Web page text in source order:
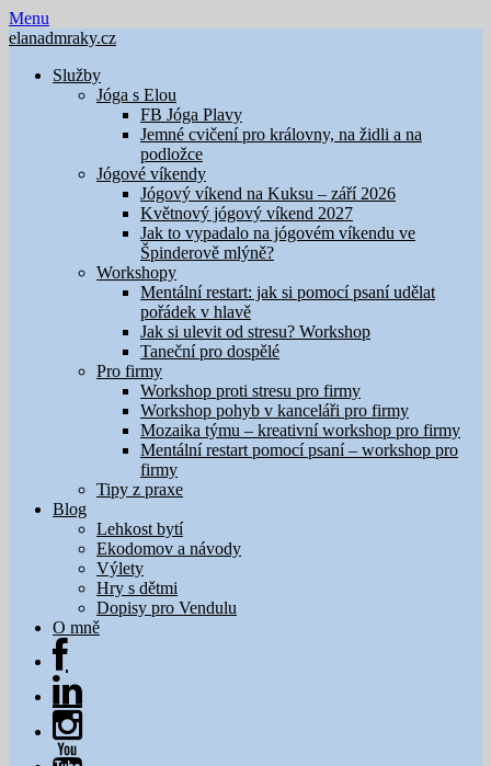
Skip
to
Menu
elanadmraky.cz
Služby
Jóga s Elou
FB Jóga Plavy
Jemné cvičení pro královny, na židli a na
podložce
Jógové víkendy
Jógový víkend na Kuksu – září 2026
Květnový jógový víkend 2027
Jak to vypadalo na jógovém víkendu ve
Špinderově mlýně?
Workshopy
Mentální restart: jak si pomocí psaní udělat
pořádek v hlavě
Jak si ulevit od stresu? Workshop
Taneční pro dospělé
Pro firmy
Workshop proti stresu pro firmy
Workshop pohyb v kanceláři pro firmy
Mozaika týmu – kreativní workshop pro firmy
Mentální restart pomocí psaní – workshop pro
firmy
Tipy z praxe
Blog
Lehkost bytí
Ekodomov a návody
Výlety
Hry s dětmi
Dopisy pro Vendulu
O mně